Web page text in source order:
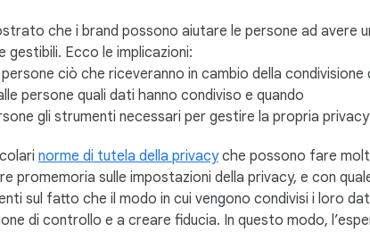
che i brand possono aiutare le persone ad avere
gestibili. Ecco le implicazioni:
ciò che riceveranno in cambio della
persone quali dati hanno condiviso e quando
gli strumenti necessari per gestire la propria privacy
norme di tutela della privacyche possono fare
promemoria sulle impostazioni della privacy, e con
sul fatto che il modo in cui vengono condivisi i loro
di controllo e a creare fiducia. In questo modo,